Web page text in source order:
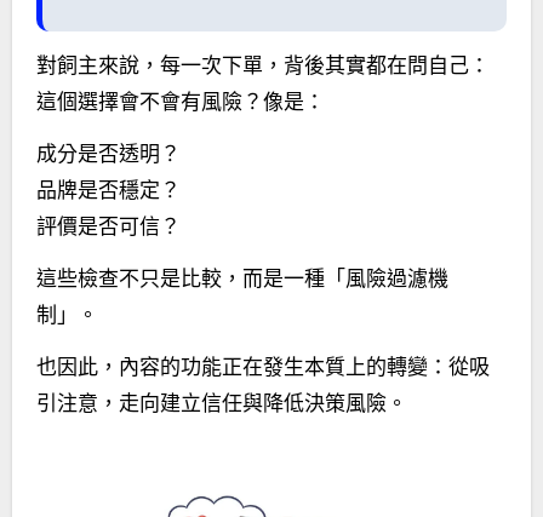
對飼主來說，每一次下單，背後其實都在問自己：
這個選擇會不會有風險？像是：
成分是否透明？
品牌是否穩定？
評價是否可信？
這些檢查不只是比較，而是一種「風險過濾機
制」。
也因此，內容的功能正在發生本質上的轉變：從吸
引注意，走向建立信任與降低決策風險。